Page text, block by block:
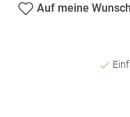
Auf meine